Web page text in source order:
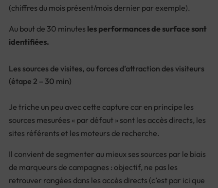
(chiffres du mois présent/mois dernier par exemple).
Au bout de 30 minutes les performances de surface sont
identifiées.
Les sources de visites, ou forces d’attraction des visiteurs
(étape 2 – 30 min)
Je triche un peu avec cette capture car en principe les
sources mesurées « par défaut » sont les accès directs, les
sites référents et les moteurs de recherche.
Il convient de segmenter au mieux ses sources par le biais
de marqueurs de campagnes : objectif, ne pas les
retrouver rangées dans les accès directs (c’est par ici que